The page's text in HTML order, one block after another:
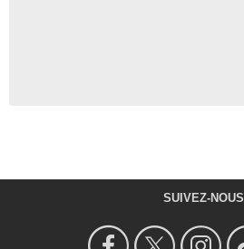
SUIVEZ-NOUS